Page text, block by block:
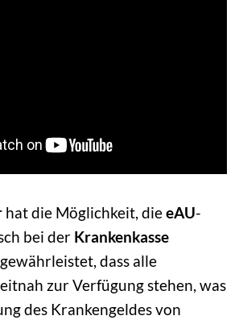
hat die Möglichkeit, dieeAU-
bei der Krankenkasse
dass alle
zur Verfügung stehen, was
des Krankengeldes von